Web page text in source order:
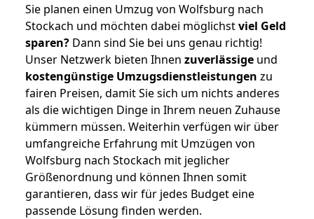
Sie planen einen Umzug von Wolfsburg nach
Stockach und möchten dabei möglichstviel Geld
sparen? Dann sind Sie bei uns genau richtig!
Unser Netzwerk bieten Ihnen zuverlässige und
kostengünstige Umzugsdienstleistungen zu
fairen Preisen, damit Sie sich um nichts anderes
als die wichtigen Dinge in Ihrem neuen Zuhause
kümmern müssen. Weiterhin verfügen wir über
umfangreiche Erfahrung mit Umzügen von
Wolfsburg nach Stockach mit jeglicher
Größenordnung und können Ihnen somit
garantieren, dass wir für jedes Budget eine
passende Lösung finden werden.